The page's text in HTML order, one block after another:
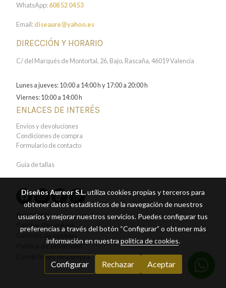
WhatsApp:608 52 04 53
Email:diseaure@yahoo.es
DIRECCIÓN Y HORARIO
C/ del Marqués de Montortal, 26, Bajo, Rascaña, 46019 Valencia
Lunes a jueves: 10:00 a 14:00 h y 17:00 a 20:00 h
Viernes: 10:00 a 14:00 h
ENLACES DE INTERÉS
Envíos y devoluciones
Condiciones de compra
Formulario de contacto
Guía de tallas
Aviso legal
Política de cookies
Gestión de cookies
Política de privacidad
Condiciones de compra
Diseños Aureor S.L.utiliza cookies propias y terceros para
obtener datos estadísticos de la navegación de nuestros
usuarios y mejorar nuestros servicios. Puedes configurar tus
preferencias a través del botón “Configurar” o obtener más
información en nuestra política de cookies.
Configurar Rechazar Aceptar